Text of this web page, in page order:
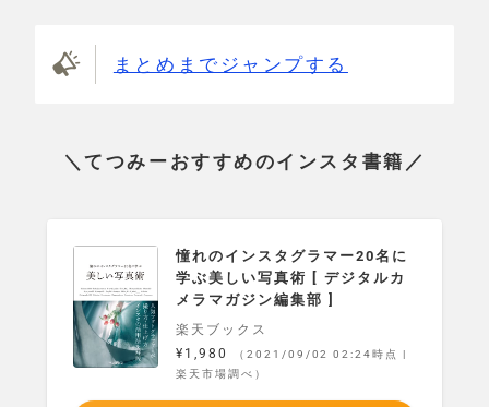
まとめまでジャンプする
＼てつみーおすすめのインスタ書籍／
憧れのインスタグラマー20名に
学ぶ美しい写真術 [ デジタルカ
メラマガジン編集部 ]
楽天ブックス
¥1,980
（2021/09/02 02:24時点 |
楽天市場調べ）